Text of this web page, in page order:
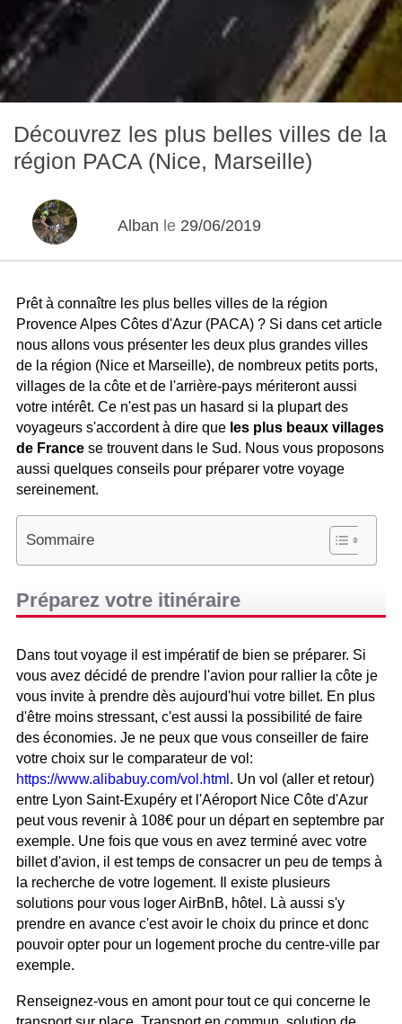
Découvrez les plus belles villes de la
région PACA (Nice, Marseille)
Alban le 29/06/2019
Prêt à connaître les plus belles villes de la région
Provence Alpes Côtes d'Azur (PACA) ? Si dans cet article
nous allons vous présenter les deux plus grandes villes
de la région (Nice et Marseille), de nombreux petits ports,
villages de la côte et de l'arrière-pays mériteront aussi
votre intérêt. Ce n'est pas un hasard si la plupart des
voyageurs s'accordent à dire que les plus beaux villages
de France se trouvent dans le Sud. Nous vous proposons
aussi quelques conseils pour préparer votre voyage
sereinement.
Sommaire
Préparez votre itinéraire
Dans tout voyage il est impératif de bien se préparer. Si
vous avez décidé de prendre l'avion pour rallier la côte je
vous invite à prendre dès aujourd'hui votre billet. En plus
d'être moins stressant, c'est aussi la possibilité de faire
des économies. Je ne peux que vous conseiller de faire
votre choix sur le comparateur de vol:
https://www.alibabuy.com/vol.html . Un vol (aller et retour)
entre Lyon Saint-Exupéry et l'Aéroport Nice Côte d'Azur
peut vous revenir à 108€ pour un départ en septembre par
exemple. Une fois que vous en avez terminé avec votre
billet d'avion, il est temps de consacrer un peu de temps à
la recherche de votre logement. Il existe plusieurs
solutions pour vous loger AirBnB, hôtel. Là aussi s'y
prendre en avance c'est avoir le choix du prince et donc
pouvoir opter pour un logement proche du centre-ville par
exemple.
Renseignez-vous en amont pour tout ce qui concerne le